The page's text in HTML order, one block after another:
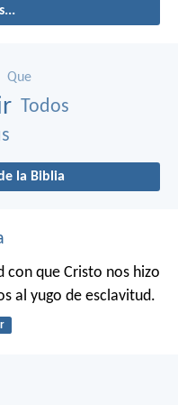
Que
Todos
la Biblia
con que Cristo nos hizo
al yugo de esclavitud.